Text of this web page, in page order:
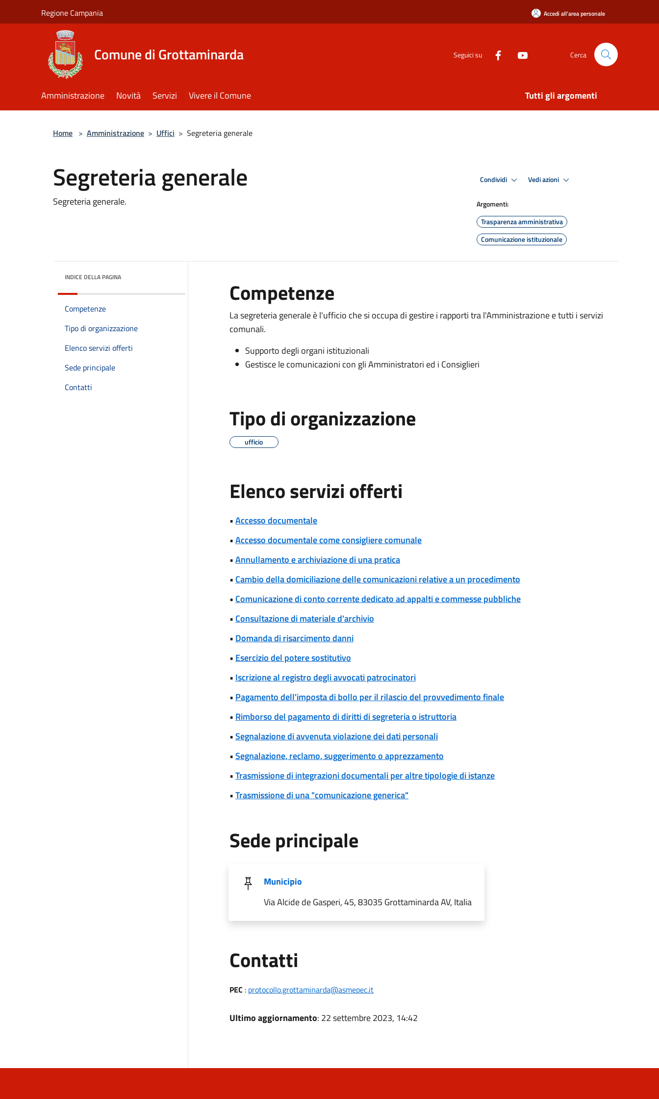
Regione Campania Accedi all'area personale
Comune di Grottaminarda Seguici su Cerca
Amministrazione Novità Servizi Vivere il Comune Tutti gli argomenti
Home > Amministrazione > Uffici > Segreteria generale
Segreteria generale
Segreteria generale.
Condividi Vedi azioni
Argomenti:
Trasparenza amministrativa
Comunicazione istituzionale
INDICE DELLA PAGINA
Competenze
Tipo di organizzazione
Elenco servizi offerti
Sede principale
Contatti
Competenze
La segreteria generale è l'ufficio che si occupa di gestire i rapporti tra l'Amministrazione e tutti i servizi
comunali.
Supporto degli organi istituzionali
Gestisce le comunicazioni con gli Amministratori ed i Consiglieri
Tipo di organizzazione
ufficio
Elenco servizi offerti
•Accesso documentale
•Accesso documentale come consigliere comunale
•Annullamento e archiviazione di una pratica
• Cambio della domiciliazione delle comunicazioni relative a un procedimento
• Comunicazione di conto corrente dedicato ad appalti e commesse pubbliche
• Consultazione di materiale d'archivio
• Domanda di risarcimento danni
• Esercizio del potere sostitutivo
• Iscrizione al registro degli avvocati patrocinatori
• Pagamento dell'imposta di bollo per il rilascio del provvedimento finale
• Rimborso del pagamento di diritti di segreteria o istruttoria
•Segnalazione di avvenuta violazione dei dati personali
•Segnalazione, reclamo, suggerimento o apprezzamento
•Trasmissione di integrazioni documentali per altre tipologie di istanze
•Trasmissione di una "comunicazione generica"
Sede principale
Municipio
Via Alcide de Gasperi, 45, 83035 Grottaminarda AV, Italia
Contatti
PEC : protocollo.grottaminarda@asmepec.it
Ultimo aggiornamento: 22 settembre 2023, 14:42